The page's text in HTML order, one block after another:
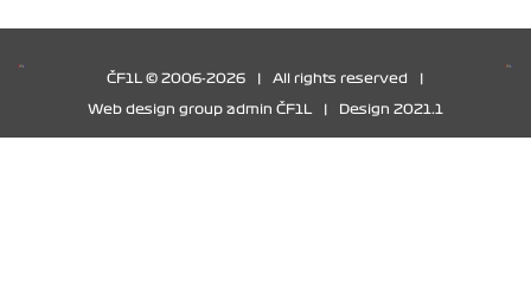
ČF1L © 2006-2026 All rights reserved
Web design group admin ČF1L Design 2021.1